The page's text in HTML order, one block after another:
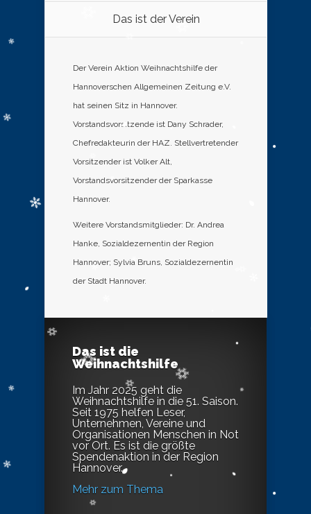
Das ist der Verein
Der Verein Aktion Weihnachtshilfe der
Hannoverschen Allgemeinen Zeitung e.V.
hat seinen Sitz in Hannover.
Vorstandsvorsitzende ist Dany Schrader,
Chefredakteurin der HAZ. Stellvertretender
Vorsitzender ist Volker Alt,
Vorstandsvorsitzender der Sparkasse
Hannover.
Weitere Vorstandsmitglieder: Dr. Andrea
Hanke, Sozialdezernentin der Region
Hannover; Sylvia Bruns, Sozialdezernentin
der Stadt Hannover.
Das ist die
Weihnachtshilfe
Im Jahr 2025 geht die
Weihnachtshilfe in die 51. Saison.
Seit 1975 helfen Leser,
Unternehmen, Vereine und
Organisationen Menschen in Not
vor Ort. Es ist die größte
Spendenaktion in der Region
Hannover.
Mehr zum Thema